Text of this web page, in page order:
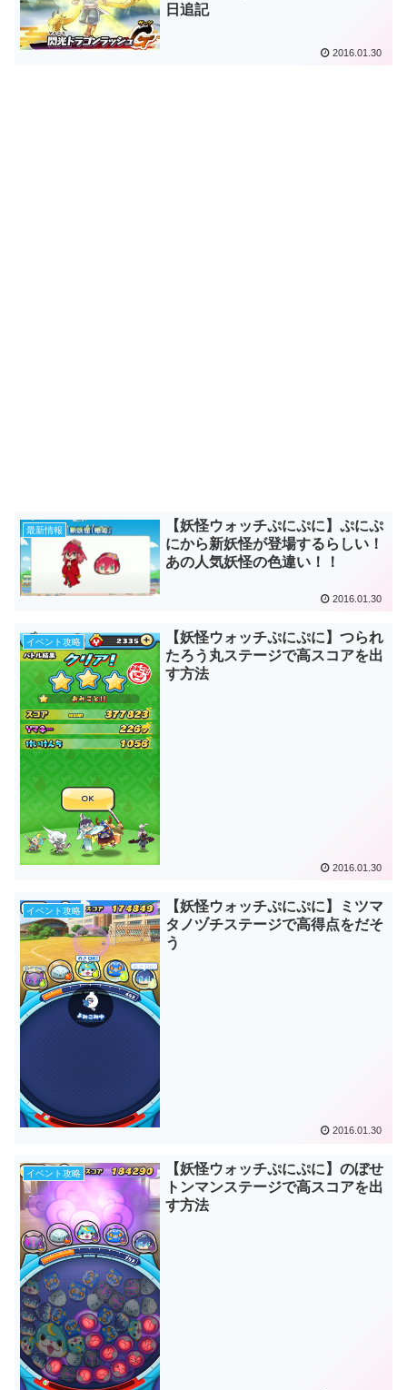
日追記
2016.01.30
最新情報
【妖怪ウォッチぷにぷに】ぷにぷ
にから新妖怪が登場するらしい！
あの人気妖怪の色違い！！
2016.01.30
イベント攻略
【妖怪ウォッチぷにぷに】つられ
たろう丸ステージで高スコアを出
す方法
2016.01.30
イベント攻略
【妖怪ウォッチぷにぷに】ミツマ
タノヅチステージで高得点をだそ
う
2016.01.30
イベント攻略
【妖怪ウォッチぷにぷに】のぼせ
トンマンステージで高スコアを出
す方法